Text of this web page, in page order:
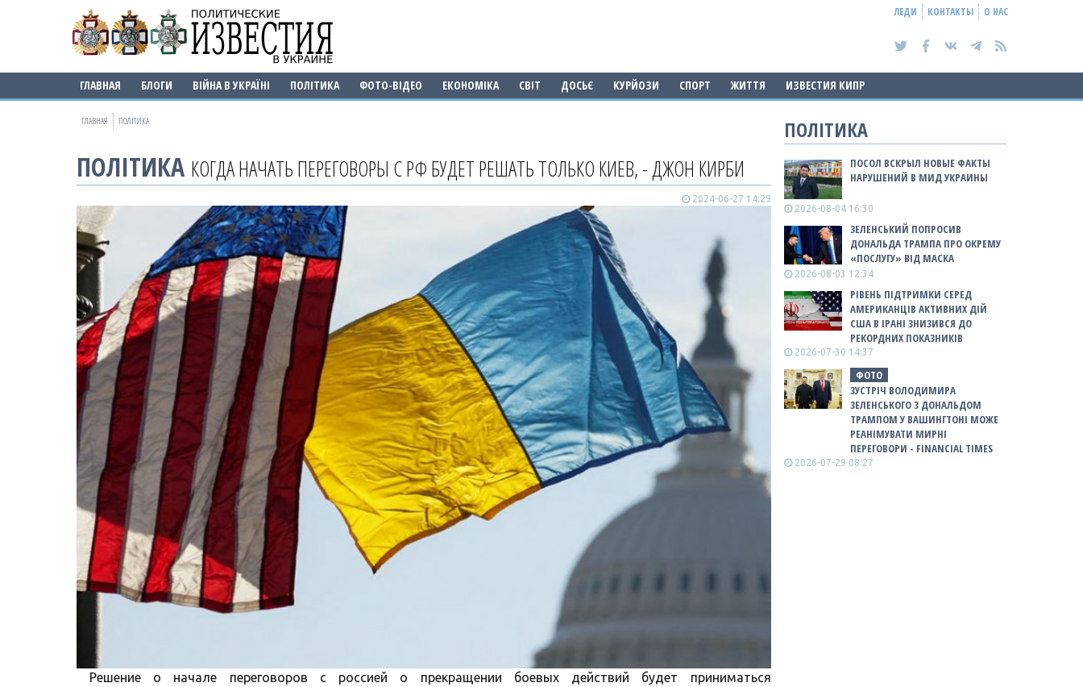
ЛЕДИ КОНТАКТЫ О НАС
ГЛАВНАЯ БЛОГИ ВІЙНА В УКРАЇНІ ПОЛІТИКА ФОТО-ВІДЕО ЕКОНОМІКА СВІТ ДОСЬЄ КУРЙОЗИ СПОРТ ЖИТТЯ ИЗВЕСТИЯ КИПР
ГЛАВНАЯ ПОЛІТИКА
ПОЛІТИКА КОГДА НАЧАТЬ ПЕРЕГОВОРЫ С РФ БУДЕТ РЕШАТЬ ТОЛЬКО КИЕВ, - ДЖОН КИРБИ
2024-06-27 14:29
Решение о начале переговоров с россией о прекращении боевых действий будет приниматься
ПОЛІТИКА
ПОСОЛ ВСКРЫЛ НОВЫЕ ФАКТЫ
НАРУШЕНИЙ В МИД УКРАИНЫ
2026-08-04 16:30
ЗЕЛЕНСЬКИЙ ПОПРОСИВ
ДОНАЛЬДА ТРАМПА ПРО ОКРЕМУ
«ПОСЛУГУ» ВІД МАСКА
2026-08-03 12:34
РІВЕНЬ ПІДТРИМКИ СЕРЕД
АМЕРИКАНЦІВ АКТИВНИХ ДІЙ
США В ІРАНІ ЗНИЗИВСЯ ДО
РЕКОРДНИХ ПОКАЗНИКІВ
2026-07-30 14:37
ФОТО
ЗУСТРІЧ ВОЛОДИМИРА
ЗЕЛЕНСЬКОГО З ДОНАЛЬДОМ
ТРАМПОМ У ВАШИНГТОНІ МОЖЕ
РЕАНІМУВАТИ МИРНІ
ПЕРЕГОВОРИ - FINANCIAL TIMES
2026-07-29 08:27